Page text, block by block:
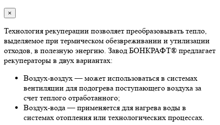
×
Технология рекуперации позволяет преобразовывать тепло,
выделяемое при термическом обезвреживании и утилизации
отходов, в полезную энергию. Завод БОНКРАФТ® предлагает
рекуператоры в двух вариантах:
Воздух-воздух — может использоваться в системах
вентиляции для подогрева поступающего воздуха за
счет теплого отработанного;
Воздух-вода — применяется для нагрева воды в
системах отопления или технологических процессах.